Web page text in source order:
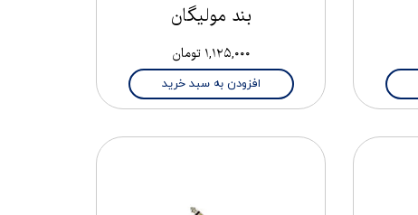
بند مولیگان
۱,۱۲۵,۰۰۰ تومان
افزودن به سبد خرید